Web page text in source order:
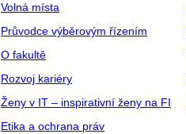
Volná místa
Průvodce výběrovým řízením
O fakultě
Rozvoj kariéry
Ženy v IT – inspirativní ženy na FI
Etika a ochrana práv